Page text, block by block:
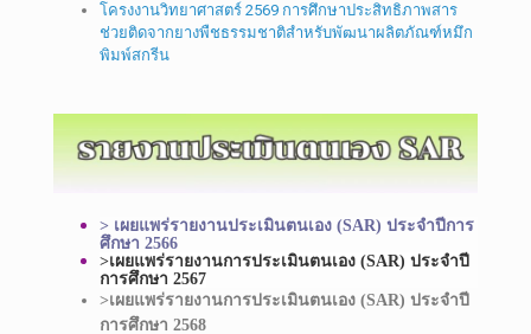
โครงงานวิทยาศาสตร์ 2569 การศึกษาประสิทธิภาพสาร
ช่วยติดจากยางพืชธรรมชาติสำหรับพัฒนาผลิตภัณฑ์หมึก
พิมพ์สกรีน
> เผยแพร่รายงานประเมินตนเอง (SAR) ประจำปีการ
ศึกษา 2566
>เผยแพร่รายงานการประเมินตนเอง (SAR) ประจำปี
การศึกษา 2567
>เผยแพร่รายงานการประเมินตนเอง (SAR) ประจำปี
การศึกษา 2568